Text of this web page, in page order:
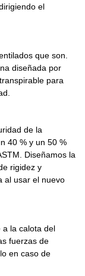
el
que son.
diseñada por
para
de la
40 % y un 50 %
Diseñamos la
rigidez y
al usar el nuevo
a la calota del
fuerzas de
en caso de